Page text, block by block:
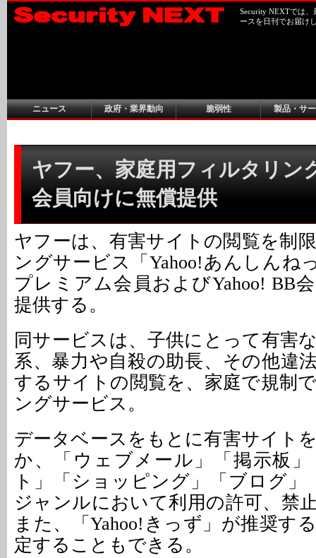
Security NEXTでは
ースを日刊でお届け
ニュース 政府・業界動向 脆弱性 製品・サ
ヤフー、家庭用フィルタリン
会員向けに無償提供
ヤフーは、有害サイトの閲覧を制
ングサービス「Yahoo!あんしんね
プレミアム会員およびYahoo! BB
提供する。
同サービスは、子供にとって有害
系、暴力や自殺の助長、その他違
するサイトの閲覧を、家庭で規制
ングサービス。
データベースをもとに有害サイト
か、「ウェブメール」「掲示板
ト」「ショッピング」「ブログ」
ジャンルにおいて利用の許可、禁
また、「Yahoo!きっず」が推奨す
定することもできる。